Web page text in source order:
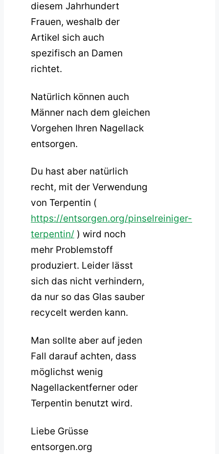
diesem Jahrhundert
Frauen, weshalb der
Artikel sich auch
spezifisch an Damen
richtet.
Natürlich können auch
Männer nach dem gleichen
Vorgehen Ihren Nagellack
entsorgen.
Du hast aber natürlich
recht, mit der Verwendung
von Terpentin (
https://entsorgen.org/pinselreiniger-
terpentin/ ) wird noch
mehr Problemstoff
produziert. Leider lässt
sich das nicht verhindern,
da nur so das Glas sauber
recycelt werden kann.
Man sollte aber auf jeden
Fall darauf achten, dass
möglichst wenig
Nagellackentferner oder
Terpentin benutzt wird.
Liebe Grüsse
entsorgen.org